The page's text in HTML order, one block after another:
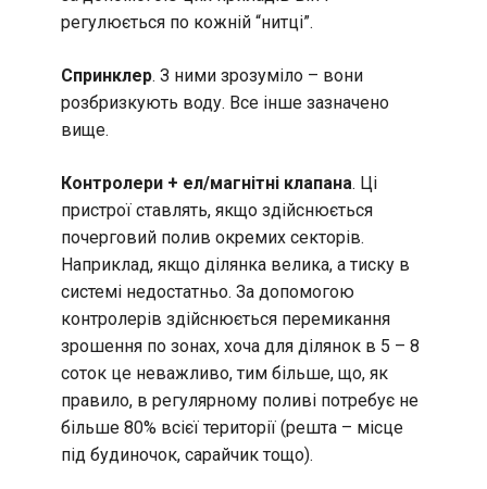
регулюється по кожній “нитці”.
Спринклер. З ними зрозуміло – вони
розбризкують воду. Все інше зазначено
вище.
Контролери + ел/магнітні клапана. Ці
пристрої ставлять, якщо здійснюється
почерговий полив окремих секторів.
Наприклад, якщо ділянка велика, а тиску в
системі недостатньо. За допомогою
контролерів здійснюється перемикання
зрошення по зонах, хоча для ділянок в 5 – 8
соток це неважливо, тим більше, що, як
правило, в регулярному поливі потребує не
більше 80% всієї території (решта – місце
під будиночок, сарайчик тощо).